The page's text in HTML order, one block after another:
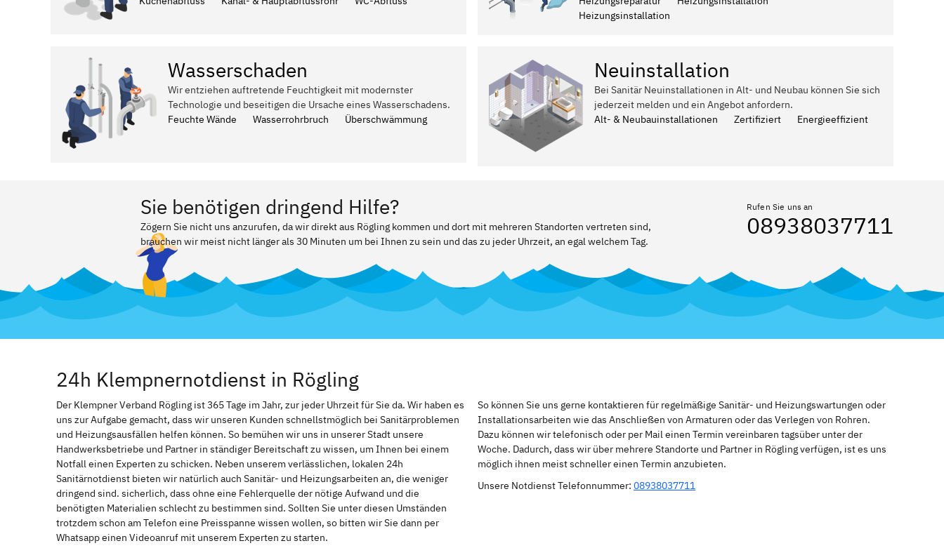
Heizungsinstallation
Wasserschaden
Wir entziehen auftretende Feuchtigkeit mit modernster
Technologie und beseitigen die Ursache eines Wasserschadens.
Feuchte Wände
Wasserrohrbruch Überschwämmung
Neuinstallation
Bei Sanitär Neuinstallationen in Alt- und Neubau können Sie sich
jederzeit melden und ein Angebot anfordern.
Alt- & Neubauinstallationen
Zertifiziert Energieeffizient
Sie benötigen dringend Hilfe?
Zögern Sie nicht uns anzurufen, da wir direkt aus Rögling kommen und dort mit mehreren Standorten vertreten sind,
brauchen wir meist nicht länger als 30 Minuten um bei Ihnen zu sein und das zu jeder Uhrzeit, an egal welchem Tag.
Rufen Sie uns an
08938037711
24h Klempnernotdienst in Rögling
Der Klempner Verband Rögling ist 365 Tage im Jahr, zur jeder Uhrzeit für Sie da. Wir haben es
uns zur Aufgabe gemacht, dass wir unseren Kunden schnellstmöglich bei Sanitärproblemen
und Heizungsausfällen helfen können. So bemühen wir uns in unserer Stadt unsere
Handwerksbetriebe und Partner in ständiger Bereitschaft zu wissen, um Ihnen bei einem
Notfall einen Experten zu schicken. Neben unserem verlässlichen, lokalen 24h
Sanitärnotdienst bieten wir natürlich auch Sanitär- und Heizungsarbeiten an, die weniger
dringend sind. sicherlich, dass ohne eine Fehlerquelle der nötige Aufwand und die
benötigten Materialien schlecht zu bestimmen sind. Sollten Sie unter diesen Umständen
trotzdem schon am Telefon eine Preisspanne wissen wollen, so bitten wir Sie dann per
Whatsapp einen Videoanruf mit unserem Experten zu starten.
So können Sie uns gerne kontaktieren für regelmäßige Sanitär- und Heizungswartungen oder
Installationsarbeiten wie das Anschließen von Armaturen oder das Verlegen von Rohren.
Dazu können wir telefonisch oder per Mail einen Termin vereinbaren tagsüber unter der
Woche. Dadurch, dass wir über mehrere Standorte und Partner in Rögling verfügen, ist es uns
möglich ihnen meist schneller einen Termin anzubieten.
Unsere Notdienst Telefonnummer: 08938037711